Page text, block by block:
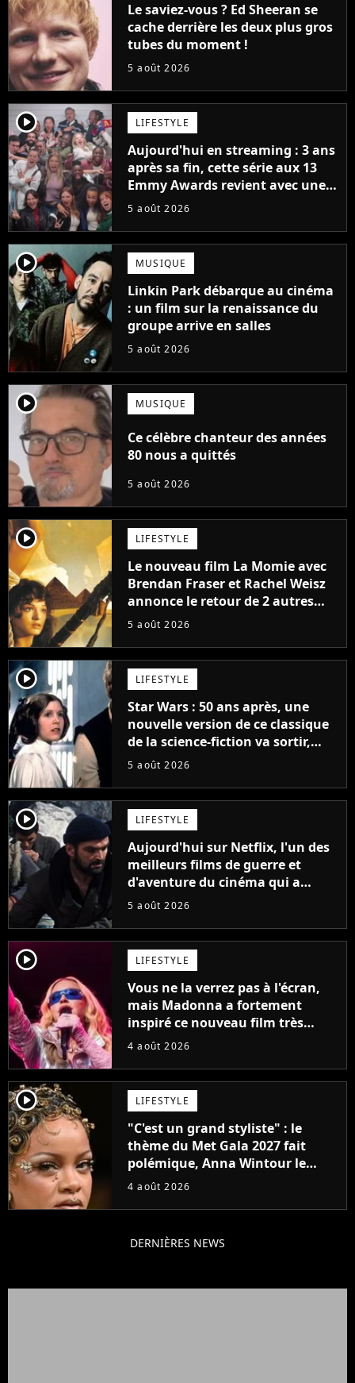
Le saviez-vous ? Ed Sheeran se
cache derrière les deux plus gros
tubes du moment !
5 août 2026
player2 LIFESTYLE
Aujourd'hui en streaming : 3 ans
après sa fin, cette série aux 13
Emmy Awards revient avec une
suite... totalement différente
5 août 2026
player2 MUSIQUE
Linkin Park débarque au cinéma
: un film sur la renaissance du
groupe arrive en salles
5 août 2026
player2 MUSIQUE
Ce célèbre chanteur des années
80 nous a quittés
5 août 2026
player2 LIFESTYLE
Le nouveau film La Momie avec
Brendan Fraser et Rachel Weisz
annonce le retour de 2 autres
personnages emblématiques de
5 août 2026
player2 LIFESTYLE
Star Wars : 50 ans après, une
nouvelle version de ce classique
de la science-fiction va sortir,
mais on ne la verra jamais en
5 août 2026
player2 LIFESTYLE
Aujourd'hui sur Netflix, l'un des
meilleurs films de guerre et
d'aventure du cinéma qui a
connu un succès retentissant à
5 août 2026
player2 LIFESTYLE
Vous ne la verrez pas à l'écran,
mais Madonna a fortement
inspiré ce nouveau film très
attendu
4 août 2026
player2 LIFESTYLE
"C'est un grand styliste" : le
thème du Met Gala 2027 fait
polémique, Anna Wintour le
défend
4 août 2026
DERNIÈRES NEWS